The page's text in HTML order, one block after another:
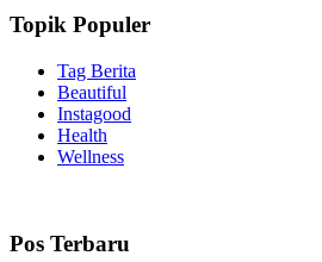
Topik Populer
Tag Berita
Beautiful
Instagood
Health
Wellness
Pos Terbaru